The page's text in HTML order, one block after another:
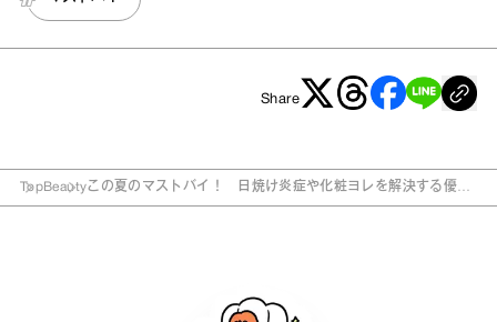
Share
TopBeautyこの夏のマストバイ！ 日焼け炎症や化粧ヨレを解決する優秀